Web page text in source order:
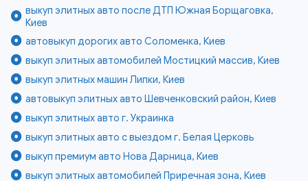
выкуп элитных авто после ДТП Южная Борщаговка,
Киев
автовыкуп дорогих авто Соломенка, Киев
выкуп элитных автомобилей Мостицкий массив, Киев
выкуп элитных машин Липки, Киев
автовыкуп элитных авто Шевченковский район, Киев
выкуп элитных авто г. Украинка
выкуп элитных авто с выездом г. Белая Церковь
выкуп премиум авто Нова Дарница, Киев
выкуп элитных автомобилей Приречная зона, Киев